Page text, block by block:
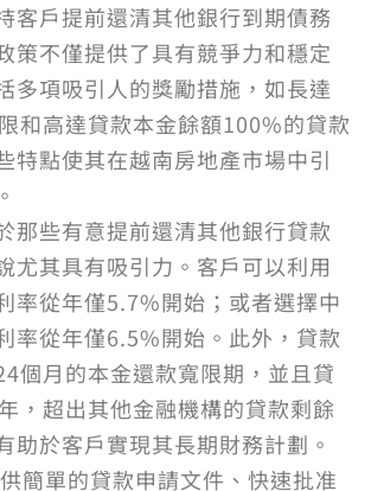
客戶提前還清其他銀行到期債務
策不僅提供了具有競爭力和穩定
多項吸引人的獎勵措施，如長達
和高達貸款本金餘額100%的貸款
特點使其在越南房地產市場中引
那些有意提前還清其他銀行貸款
尤其具有吸引力。客戶可以利用
率從年僅5.7%開始；或者選擇中
率從年僅6.5%開始。此外，貸款
個月的本金還款寬限期，並且貸
，超出其他金融機構的貸款剩餘
助於客戶實現其長期財務計劃。
簡單的貸款申請文件、快速批准